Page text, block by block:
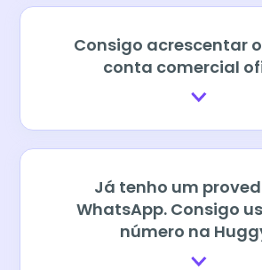
Consigo acrescentar
conta comercial
Já tenho um
WhatsApp. Consigo
número na